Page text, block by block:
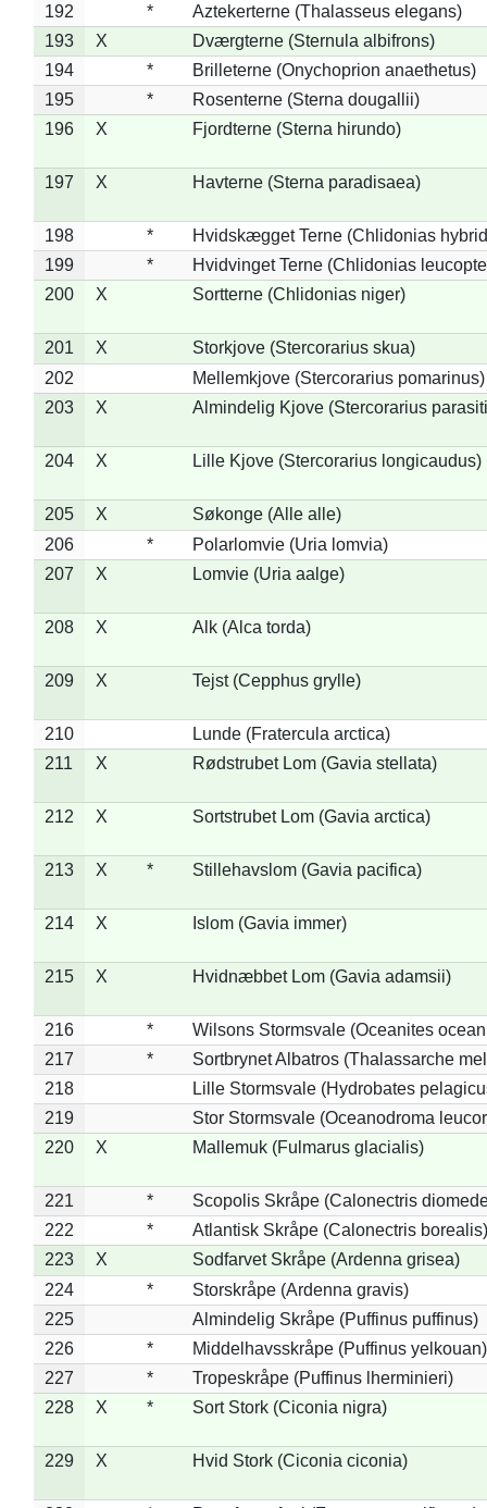
192
*
Aztekerterne (Thalasseus elegans)
193
X
Dværgterne (Sternula albifrons)
194
*
Brilleterne (Onychoprion anaethetus)
195
*
Rosenterne (Sterna dougallii)
196
X Fjordterne (Sterna hirundo)
197 X Havterne (Sterna paradisaea)
198 *
Hvidskægget Terne (Chlidonias
199
*
Hvidvinget Terne (Chlidonias
200
X Sortterne (Chlidonias niger)
201 X
Storkjove (Stercorarius skua)
202
Mellemkjove (Stercorarius pomarinus)
203
X Almindelig Kjove (Stercorarius
204 X Lille Kjove (Stercorarius longicaudus)
205 X
Søkonge (Alle alle)
206
*
Polarlomvie (Uria lomvia)
207
X Lomvie (Uria aalge)
208 X Alk (Alca torda)
209 X Tejst (Cepphus grylle)
210
Lunde (Fratercula arctica)
211
X Rødstrubet Lom (Gavia stellata)
212 X Sortstrubet Lom (Gavia arctica)
213 X * Stillehavslom (Gavia pacifica)
214 X Islom (Gavia immer)
215 X Hvidnæbbet Lom (Gavia adamsii)
216 *
Wilsons Stormsvale (Oceanites
217
*
Sortbrynet Albatros (Thalassarche
218
Lille Stormsvale (Hydrobates
219
Stor Stormsvale (Oceanodroma
220
X Mallemuk (Fulmarus glacialis)
221 *
Scopolis Skråpe (Calonectris
222
*
Atlantisk Skråpe (Calonectris borealis)
223
X
Sodfarvet Skråpe (Ardenna grisea)
224
*
Storskråpe (Ardenna gravis)
225
Almindelig Skråpe (Puffinus puffinus)
226
*
Middelhavsskråpe (Puffinus yelkouan)
227
*
Tropeskråpe (Puffinus lherminieri)
228
X * Sort Stork (Ciconia nigra)
229 X Hvid Stork (Ciconia ciconia)